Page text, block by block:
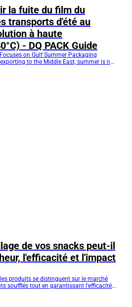
la fuite du film du
transports d'été au
à haute
- DQ PACK Guide
on Gulf Summer Packaging
to the Middle East, summer is not
for packaging. At DQ PACK, we’ve worked
to solve one of the most costly
de vos snacks peut-il
l'efficacité et l'impact
produits se distinguent sur le marché
soufflés tout en garantissant l'efficacité
dans l'emballage des snacks. DQ
de films d'emballage pour